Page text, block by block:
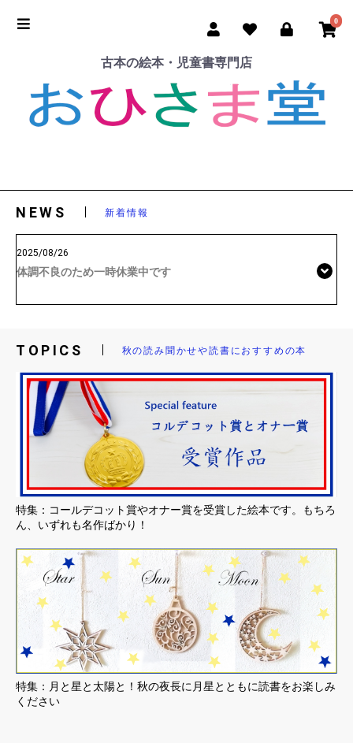
0
古本の絵本・児童書専門店
NEWS 新着情報
2025/08/26
体調不良のため一時休業中です
TOPICS 秋の読み聞かせや読書におすすめの本
特集：コールデコット賞やオナー賞を受賞した絵本です。もちろ
ん、いずれも名作ばかり！
特集：月と星と太陽と！秋の夜長に月星とともに読書をお楽しみ
ください